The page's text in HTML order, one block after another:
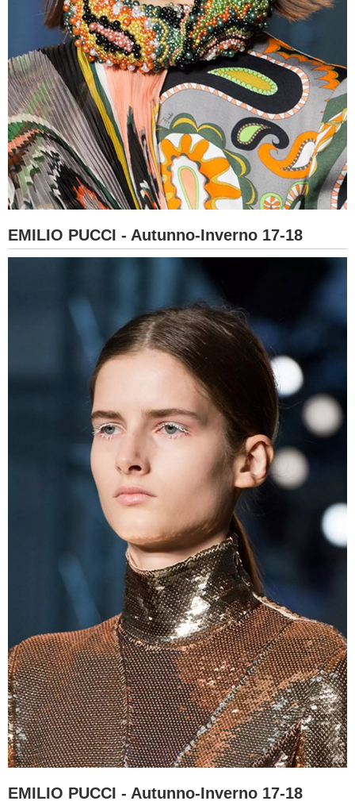
EMILIO PUCCI - Autunno-Inverno 17-18
EMILIO PUCCI - Autunno-Inverno 17-18